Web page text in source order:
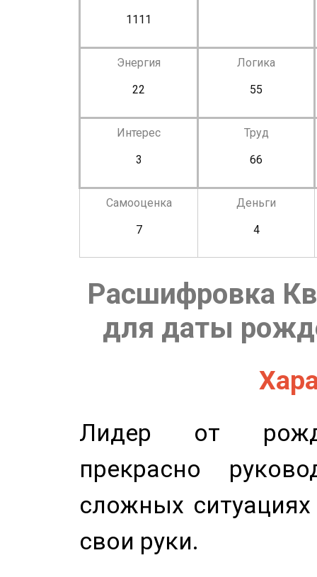
1111
Энергия
22
Логика
55
Интерес
3
Труд
66
Самооценка
7
Деньги
4
Расшифровка
для даты
Лидер от
прекрасно
сложных
свои руки.